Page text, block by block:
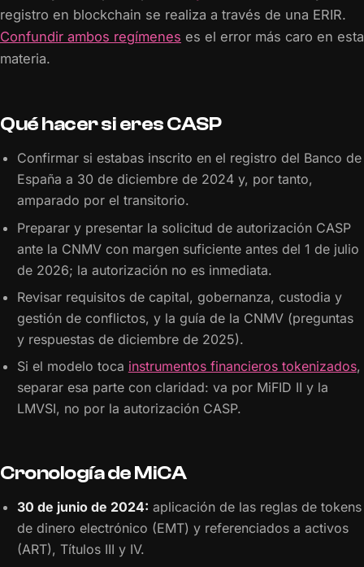
registro en blockchain se realiza a través de una ERIR.
Confundir ambos regímenes es el error más caro en esta
materia.
Qué hacer si eres CASP
Confirmar si estabas inscrito en el registro del Banco de
España a 30 de diciembre de 2024 y, por tanto,
amparado por el transitorio.
Preparar y presentar la solicitud de autorización CASP
ante la CNMV con margen suficiente antes del 1 de julio
de 2026; la autorización no es inmediata.
Revisar requisitos de capital, gobernanza, custodia y
gestión de conflictos, y la guía de la CNMV (preguntas
y respuestas de diciembre de 2025).
Si el modelo toca instrumentos financieros tokenizados,
separar esa parte con claridad: va por MiFID II y la
LMVSI, no por la autorización CASP.
Cronología de MiCA
30 de junio de 2024: aplicación de las reglas de tokens
de dinero electrónico (EMT) y referenciados a activos
(ART), Títulos III y IV.